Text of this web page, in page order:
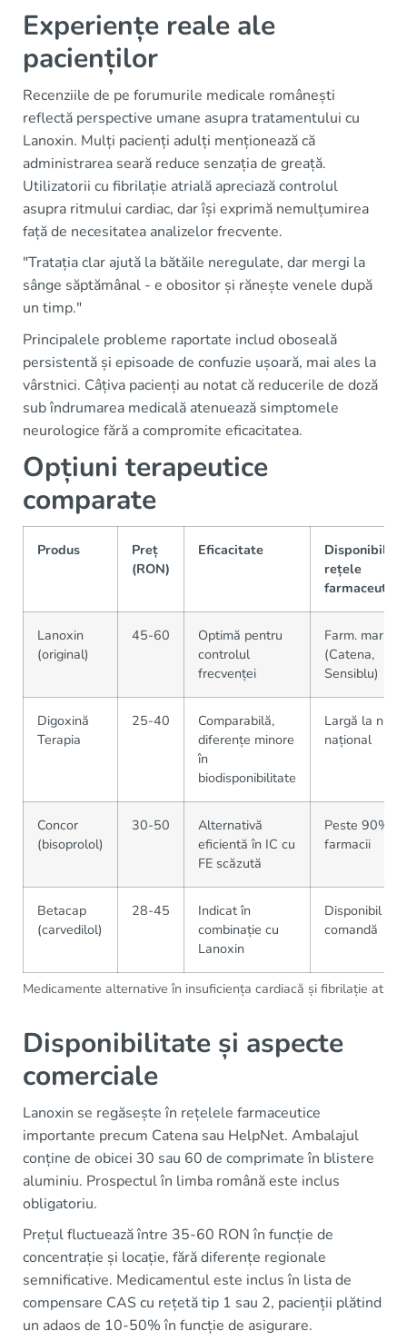
Experiențe reale ale
pacienților
Recenziile de pe forumurile medicale românești
reflectă perspective umane asupra tratamentului cu
Lanoxin. Mulți pacienți adulți menționează că
administrarea seară reduce senzația de greață.
Utilizatorii cu fibrilație atrială apreciază controlul
asupra ritmului cardiac, dar își exprimă nemulțumirea
față de necesitatea analizelor frecvente.
"Tratația clar ajută la bătăile neregulate, dar mergi la
sânge săptămânal - e obositor și rănește venele după
un timp."
Principalele probleme raportate includ oboseală
persistentă și episoade de confuzie ușoară, mai ales la
vârstnici. Câțiva pacienți au notat că reducerile de doză
sub îndrumarea medicală atenuează simptomele
neurologice fără a compromite eficacitatea.
Opțiuni terapeutice
comparate
Medicamente alternative în insuficiența cardiacă și fibrilație
Produs
Preț
(RON)
Eficacitate
rețele
farmaceutice
Lanoxin
(original)
45-60
Optimă pentru
controlul
frecvenței
Farm. mari
(Catena,
Sensiblu)
Digoxină
Terapia
25-40
Comparabilă,
diferențe minore
în
biodisponibilitate
Largă la nivel
național
Concor
(bisoprolol)
30-50
Alternativă
eficientă în IC cu
FE scăzută
Peste 90%
farmacii
Betacap
(carvedilol)
28-45
Indicat în
combinație cu
Lanoxin
Disponibil pe
comandă
Disponibilitate și aspecte
comerciale
Lanoxin se regăsește în rețelele farmaceutice
importante precum Catena sau HelpNet. Ambalajul
conține de obicei 30 sau 60 de comprimate în blistere
aluminiu. Prospectul în limba română este inclus
obligatoriu.
Prețul fluctuează între 35-60 RON în funcție de
concentrație și locație, fără diferențe regionale
semnificative. Medicamentul este inclus în lista de
compensare CAS cu rețetă tip 1 sau 2, pacienții plătind
un adaos de 10-50% în funcție de asigurare.